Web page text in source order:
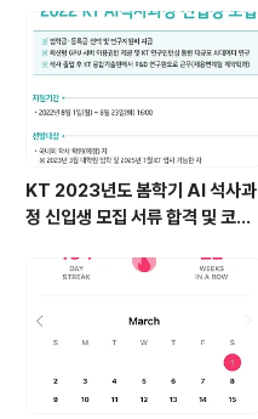
KT 2023년도 봄학기 AI 석사과
정 신입생 모집 서류 합격 및 코딩